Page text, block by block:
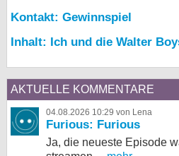
Kontakt: Gewinnspiel
Inhalt: Ich und die Walter
AKTUELLE KOMMENTARE
04.08.2026 10:29 von Lena
Furious: Furious
Ja, die neueste Episode